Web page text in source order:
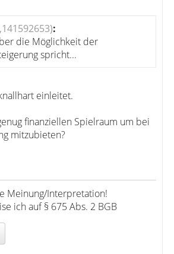
:
die Möglichkeit der
spricht...
einleitet.
finanziellen Spielraum um bei
mitzubieten?
Meinung/Interpretation!
ich auf § 675 Abs. 2 BGB